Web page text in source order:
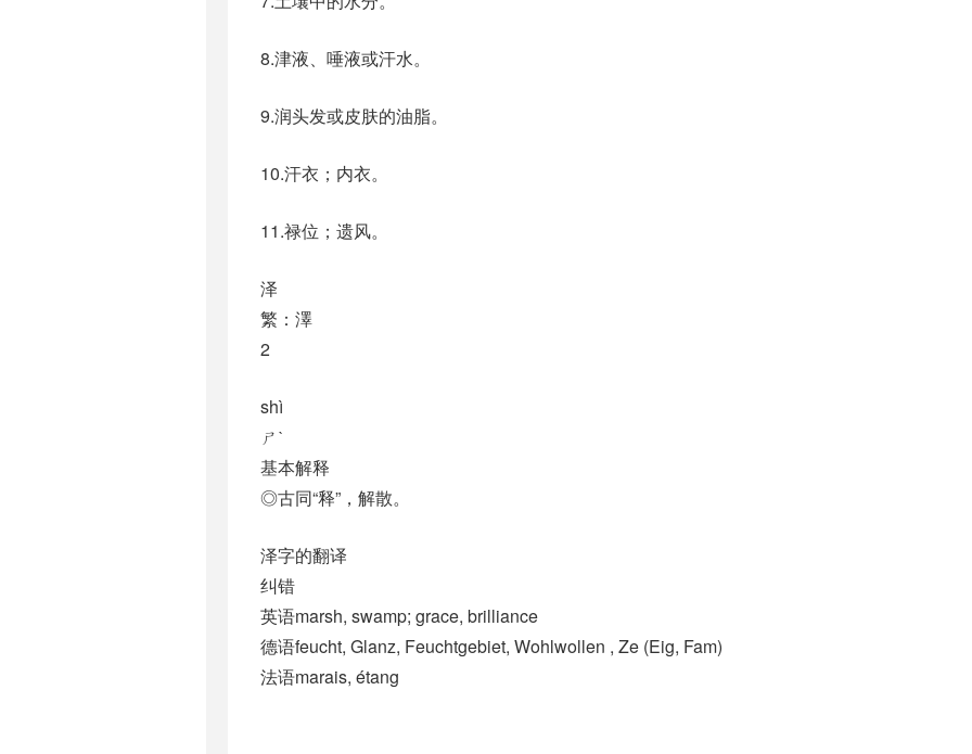
8.津液、唾液或汗水。
9.润头发或皮肤的油脂。
10.汗衣；内衣。
11.禄位；遗风。
泽
繁：澤
2
shì
ㄕˋ
基本解释
◎古同“释”，解散。
泽字的翻译
纠错
英语marsh, swamp; grace, brilliance
德语feucht, Glanz, Feuchtgebiet, Wohlwollen , Ze (Eig, Fam)
法语marais, étang